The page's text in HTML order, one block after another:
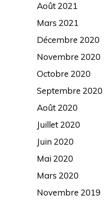
Août 2021
Mars 2021
Décembre 2020
Novembre 2020
Octobre 2020
Septembre 2020
Août 2020
Juillet 2020
Juin 2020
Mai 2020
Mars 2020
Novembre 2019